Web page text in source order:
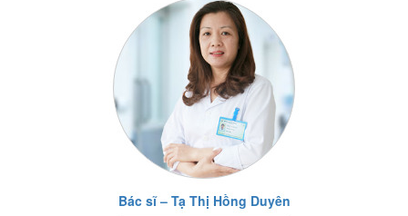
Bác sĩ – Tạ Thị Hồng Duyên